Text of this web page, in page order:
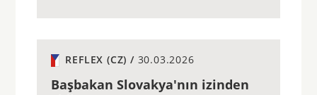
REFLEX (CZ) / 30.03.2026
Başbakan Slovakya'nın izinden